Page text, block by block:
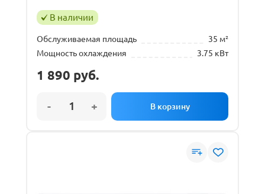
В наличии
Обслуживаемая площадь
35 м²
Мощность охлаждения
3.75 кВт
1 890 руб.